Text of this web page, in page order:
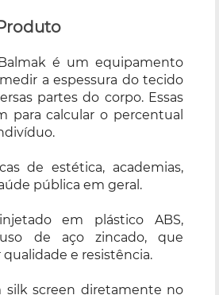
é um equipamento
a espessura do tecido
partes do corpo. Essas
para calcular o percentual
de estética, academias,
pública em geral.
em plástico ABS,
de aço zincado, que
e resistência.
silk screen diretamente no